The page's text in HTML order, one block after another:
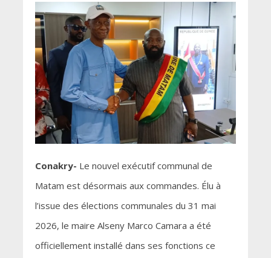
Conakry- Le nouvel exécutif communal de
Matam est désormais aux commandes. Élu à
l’issue des élections communales du 31 mai
2026, le maire Alseny Marco Camara a été
officiellement installé dans ses fonctions ce